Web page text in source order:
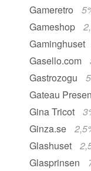
Gameretro
Gameshop
Gaminghuset
Gasello.com
Gastrozogu
Gateau
Gina Tricot
Ginza.se
Glashuset
Glasprinsen